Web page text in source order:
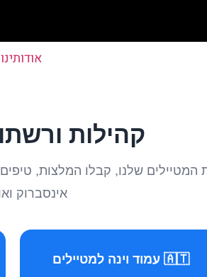
קהילות
המטיילים שלנו, קבלו המלצות,
אינסברוק
🇦🇹 עמוד וינה למטיילים